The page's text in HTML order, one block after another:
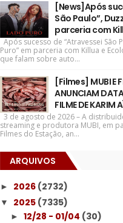
[News]Após
São Paulo”,
parceria com
Após sucesso de “Atravessei São
Puro” em parceria com Killua e
que falam sobre auto...
[Filmes] MUBI E
ANUNCIAM
FILME DE KARIM
3 de agosto de 2026 – A
streaming e produtora MUBI, em
Filmes do Estação, an...
ARQUIVOS
► 2026 (2732)
▼ 2025 (7335)
►12/28 - 01/04 (30)